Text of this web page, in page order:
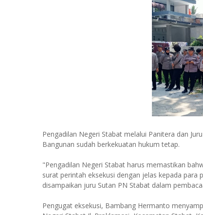
Pengadilan Negeri Stabat melalui Panitera dan
Bangunan sudah berkekuatan hukum tetap.
"Pengadilan Negeri Stabat harus memastikan
surat perintah eksekusi dengan jelas kepada
disampaikan juru Sutan PN Stabat dalam
Pengugat eksekusi, Bambang Hermanto